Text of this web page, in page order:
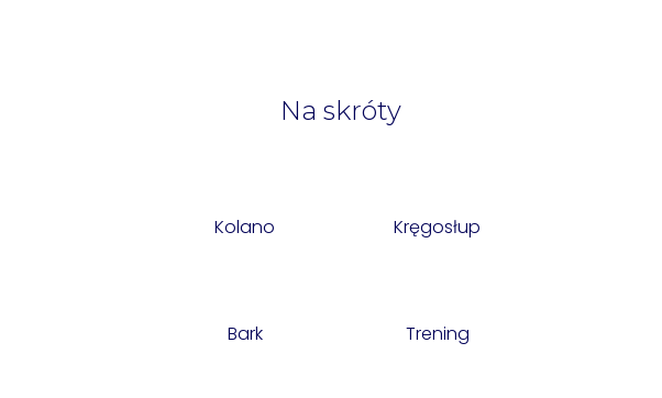
Na skróty
Kolano Kręgosłup
Bark Trening